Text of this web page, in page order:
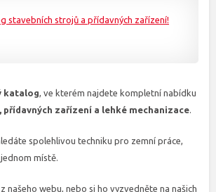
katalog, ve kterém najdete kompletní nabídku
zařízení a lehké mechanizace.
spolehlivou techniku pro zemní práce,
místě.
našeho webu, nebo si ho vyzvedněte na našich